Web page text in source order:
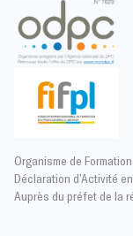
Organisme de
Déclaration d’Activité
Auprès du préfet de la